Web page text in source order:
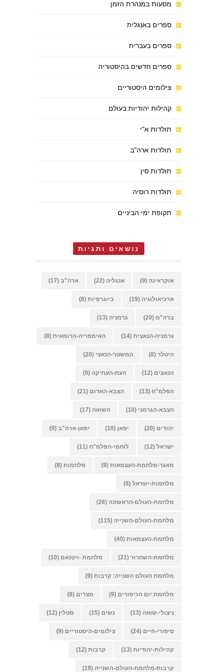
מסעות במנהרת הזמן
ספרים באנגלית
ספרים בעברית
ספרים חדשים בהיסטוריה
צילומים היסטוריים
קהילות יהודיות בעולם
תולדות א"י
תולדות ארה"ב
תולדות סין
תולדות רוסיה
תקופת ימי הביניים
נושאים ותגיות
אוקראינה (9) אנגליה (22) ארה"ב (17)
ארכיאולוגיה (19) ביוגרפיות (8)
ברה"מ (20) גרמניה (13)
גרמניה-הנאצית (14) האימפריה-הרומאית (8)
היטלר (8) המשטר-הנאצי (20)
הנאצים (12) העת-העתיקה (9)
הפלמ"ח (13) הצבא-האדום (21)
הצבא-הגרמני (10) השואה (17)
יהודים (20) יפאן (10) יפאן-ארה"ב (9)
ישראל (12) לוחמי-הפלמ"ח (11)
מאגר-מלחמת-העצמאות (9) מלחמות (8)
מלחמות-ישראל (8)
מלחמת-העולם-הראשונה (26)
מלחמת-העולם-השנייה (115)
מלחמת-העצמאות (40)
מלחמת-השחרור (21) מלחמת -ויטנאם (10)
מלחמת העולם השנייה: קרבות (9)
מלחמת יום הכיפורים (9) מצרים (8)
ניצולי-שואה (13) נשים (15) סטלין (12)
סיפורי-חיים (24) צילומים-היסטוריים (9)
קהילות-יהודיות (13) קרבות (12)
קרבות-מלחמת-העולם-השנייה (19)